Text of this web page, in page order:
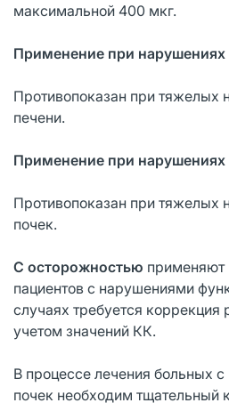
максимальной 400 мкг.
Применение при нарушениях
Противопоказан при тяжелых
печени.
Применение при нарушениях
Противопоказан при тяжелых
почек.
С осторожностью применяют
пациентов с нарушениями
случаях требуется
учетом значений КК.
В процессе лечения больных
почек необходим тщательный